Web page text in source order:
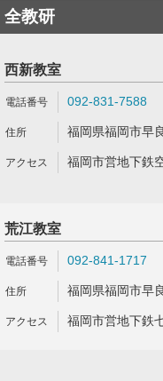
全教研
西新教室
092-831-7588
福岡県福岡市早
福岡市営地下鉄
荒江教室
092-841-1717
福岡県福岡市早
福岡市営地下鉄